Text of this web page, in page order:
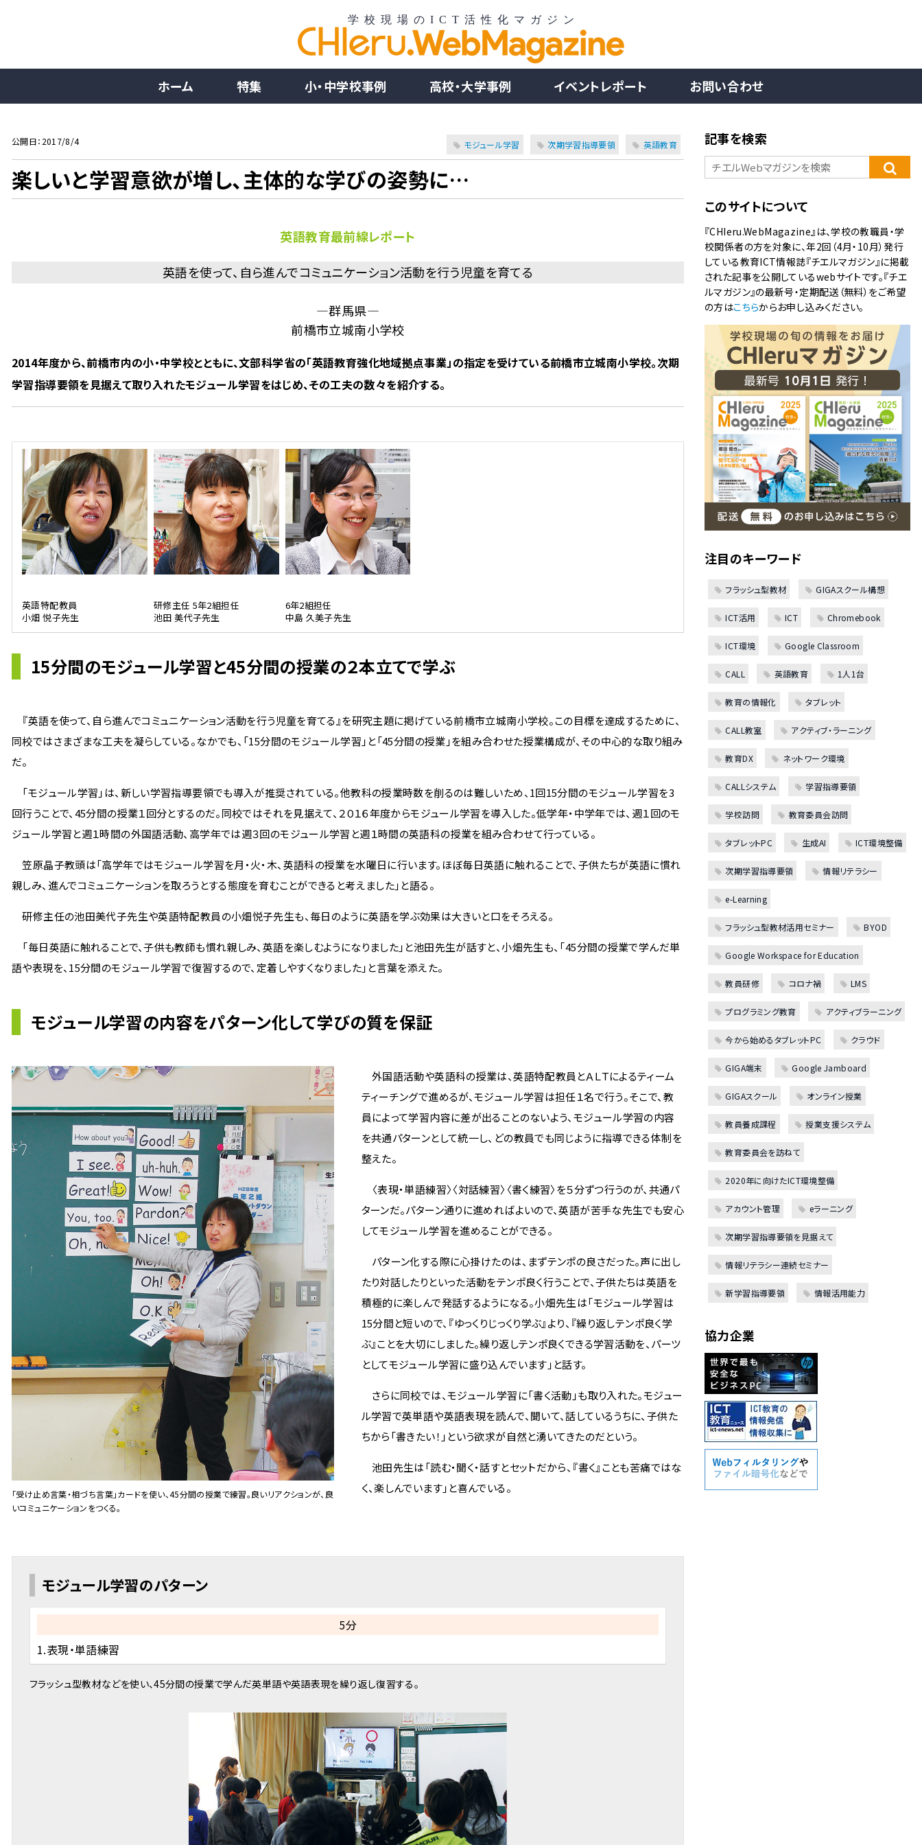
ホーム 特集 小・中学校事例 高校・大学事例 イベントレポート お問い合わせ
公開日：2017/8/4 モジュール学習 次期学習指導要領 英語教育
楽しいと学習意欲が増し、主体的な学びの姿勢に…
英語教育最前線レポート
英語を使って、自ら進んでコミュニケーション活動を行う児童を育てる
―群馬県―
前橋市立城南小学校
2014年度から、前橋市内の小・中学校とともに、文部科学省の「英語教育強化地域拠点事業」の指定を受けている前橋市立城南小学校。次期
学習指導要領を見据えて取り入れたモジュール学習をはじめ、その工夫の数々を紹介する。
英語特配教員
小畑 悦子先生
研修主任 5年2組担任
池田 美代子先生
6年2組担任
中島 久美子先生
15分間のモジュール学習と45分間の授業の２本立てで学ぶ
『英語を使って、自ら進んでコミュニケーション活動を行う児童を育てる』を研究主題に掲げている前橋市立城南小学校。この目標を達成するために、
同校ではさまざまな工夫を凝らしている。なかでも、「15分間のモジュール学習」と「45分間の授業」を組み合わせた授業構成が、その中心的な取り組み
だ。
「モジュール学習」は、新しい学習指導要領でも導入が推奨されている。他教科の授業時数を削るのは難しいため、1回15分間のモジュール学習を3
回行うことで、45分間の授業１回分とするのだ。同校ではそれを見据えて、２０１６年度からモジュール学習を導入した。低学年・中学年では、週１回のモ
ジュール学習と週１時間の外国語活動、高学年では週３回のモジュール学習と週１時間の英語科の授業を組み合わせて行っている。
笠原晶子教頭は「高学年ではモジュール学習を月・火・木、英語科の授業を水曜日に行います。ほぼ毎日英語に触れることで、子供たちが英語に慣れ
親しみ、進んでコミュニケーションを取ろうとする態度を育むことができると考えました」と語る。
研修主任の池田美代子先生や英語特配教員の小畑悦子先生も、毎日のように英語を学ぶ効果は大きいと口をそろえる。
「毎日英語に触れることで、子供も教師も慣れ親しみ、英語を楽しむようになりました」と池田先生が話すと、小畑先生も、「45分間の授業で学んだ単
語や表現を、15分間のモジュール学習で復習するので、定着しやすくなりました」と言葉を添えた。
モジュール学習の内容をパターン化して学びの質を保証
「受け止め言葉・相づち言葉」カードを使い、45分間の授業で練習。良いリアクションが、良
いコミュニケーションをつくる。
外国語活動や英語科の授業は、英語特配教員とＡＬＴによるティーム
ティーチングで進めるが、モジュール学習は担任１名で行う。そこで、教
員によって学習内容に差が出ることのないよう、モジュール学習の内容
を共通パターンとして統一し、どの教員でも同じように指導できる体制を
整えた。
〈表現・単語練習〉〈対話練習〉〈書く練習〉を５分ずつ行うのが、共通パ
ターンだ。パターン通りに進めればよいので、英語が苦手な先生でも安心
してモジュール学習を進めることができる。
パターン化する際に心掛けたのは、まずテンポの良さだった。声に出し
たり対話したりといった活動をテンポ良く行うことで、子供たちは英語を
積極的に楽しんで発話するようになる。小畑先生は「モジュール学習は
15分間と短いので、『ゆっくりじっくり学ぶ』より、『繰り返しテンポ良く学
ぶ』ことを大切にしました。繰り返しテンポ良くできる学習活動を、パーツ
としてモジュール学習に盛り込んでいます」と話す。
さらに同校では、モジュール学習に「書く活動」も取り入れた。モジュー
ル学習で英単語や英語表現を読んで、聞いて、話しているうちに、子供た
ちから「書きたい！」という欲求が自然と湧いてきたのだという。
池田先生は「読む・聞く・話すとセットだから、『書く』ことも苦痛ではな
く、楽しんでいます」と喜んでいる。
モジュール学習のパターン
5分
1.表現・単語練習
フラッシュ型教材などを使い、45分間の授業で学んだ英単語や英語表現を繰り返し復習する。
記事を検索
このサイトについて
『CHIeru.WebMagazine』は、学校の教職員・学
校関係者の方を対象に、年2回（4月・10月）発行
している教育ICT情報誌『チエルマガジン』に掲載
された記事を公開しているwebサイトです。『チエ
ルマガジン』の最新号・定期配送（無料）をご希望
の方はこちらからお申し込みください。
注目のキーワード
フラッシュ型教材 GIGAスクール構想
ICT活用 ICT Chromebook
ICT環境 Google Classroom
CALL 英語教育 1人1台
教育の情報化 タブレット
CALL教室 アクティブ・ラーニング
教育DX ネットワーク環境
CALLシステム 学習指導要領
学校訪問 教育委員会訪問
タブレットPC 生成AI ICT環境整備
次期学習指導要領 情報リテラシー
e-Learning
フラッシュ型教材活用セミナー BYOD
Google Workspace for Education
教員研修 コロナ禍 LMS
プログラミング教育 アクティブラーニング
今から始めるタブレットPC クラウド
GIGA端末 Google Jamboard
GIGAスクール オンライン授業
教員養成課程 授業支援システム
教育委員会を訪ねて
2020年に向けたICT環境整備
アカウント管理 eラーニング
次期学習指導要領を見据えて
情報リテラシー連続セミナー
新学習指導要領 情報活用能力
協力企業